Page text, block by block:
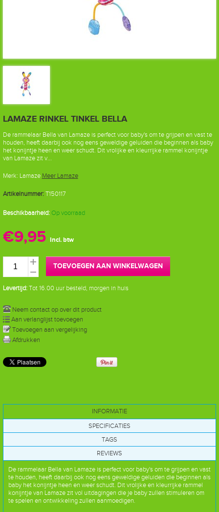
LAMAZE RINKEL TINKEL BELLA
De rammelaar Bella van Lamaze is perfect voor baby's om te grijpen en vast te
houden, heeft daarbij ook nog eens geweldige geluiden die beginnen als baby
het konijntje heen en weer schudt. Dit vrolijke en kleurrijke rammel konijntje
van Lamaze zit v...
Merk: Lamaze Meer Lamaze
Artikelnummer: T150117
Beschikbaarheid: Op voorraad
€9,95 Incl. btw
TOEVOEGEN AAN WINKELWAGEN
Levertijd:Tot 16.00 uur besteld, morgen in huis
Neem contact op over dit product
Aan verlanglijst toevoegen
Toevoegen aan vergelijking
Afdrukken
INFORMATIE
SPECIFICATIES
TAGS
REVIEWS
De rammelaar Bella van Lamaze is perfect voor baby's om te grijpen en vast
te houden, heeft daarbij ook nog eens geweldige geluiden die beginnen als
baby het konijntje heen en weer schudt. Dit vrolijke en kleurrijke rammel
konijntje van Lamaze zit vol uitdagingen die je baby zullen stimuleren om
te spelen en ontwikkeling zullen aanmoedigen.